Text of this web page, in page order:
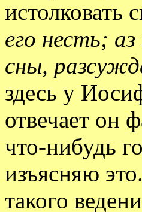
истолковать
его несть;
сны,
здесь у
отвечает он
что-нибудь
изъясняю
такого